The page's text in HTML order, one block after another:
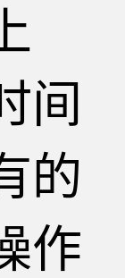
间
的
作